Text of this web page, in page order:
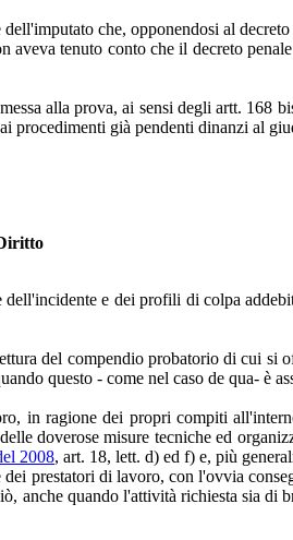
che, opponendosi al
tenuto conto che il decreto
alla prova, ai sensi degli artt. 168
procedimenti già pendenti dinanzi al
e dei profili di colpa
del compendio probatorio di cui si
questo - come nel caso de qua- è
ragione dei propri compiti
doverose misure tecniche ed
2008, art. 18, lett. d) ed f) e, più
prestatori di lavoro, con l'ovvia
anche quando l'attività richiesta sia